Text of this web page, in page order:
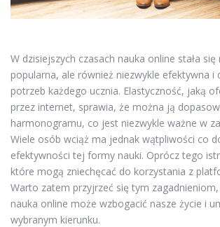
W dzisiejszych czasach nauka online stała się
popularna, ale również niezwykle efektywna i
potrzeb każdego ucznia. Elastyczność, jaką
przez internet, sprawia, że można ją
harmonogramu, co jest niezwykle ważne w
Wiele osób wciąż ma jednak wątpliwości co
efektywności tej formy nauki. Oprócz tego
które mogą zniechęcać do korzystania z
Warto zatem przyjrzeć się tym
nauka online może wzbogacić nasze życie i
wybranym kierunku.